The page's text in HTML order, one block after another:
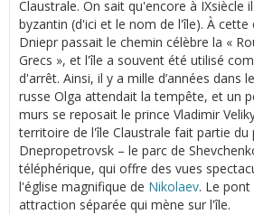
Claustrale. On sait qu'encore à IXsiècle
byzantin (d'ici et le nom de l'île). À cette
Dniepr passait le chemin célèbre la «
Grecs », et l'île a souvent été utilisé
d'arrêt. Ainsi, il y a mille d’années dans
russe Olga attendait la tempête, et un
murs se reposait le prince Vladimir
territoire de l'île Claustrale fait partie du
Dnepropetrovsk – le parc de
téléphérique, qui offre des vues
l'église magnifique de Nikolaev. Le
attraction séparée qui mène sur l'île.